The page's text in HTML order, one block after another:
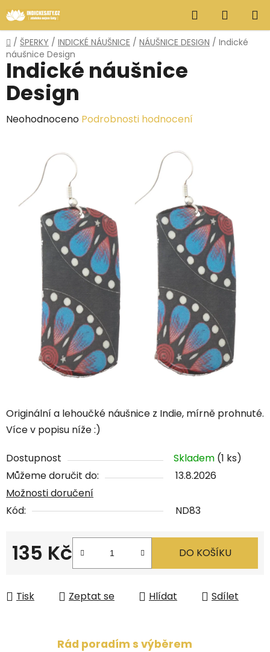
na
obsah
Hledat
KOŠÍK
Domů
/ ŠPERKY / INDICKÉ NÁUŠNICE / NÁUŠNICE DESIGN / Indické
náušnice Design
Originální a lehoučké náušnice z Indie, mírně prohnuté.
Více v popisu níže :)
Dostupnost Skladem (1 ks)
Můžeme doručit do:
13.8.2026
Možnosti doručení
Kód:
ND83
135 Kč DO KOŠÍKU
Tisk Zeptat se Hlídat Sdílet
Indické náušnice
Design
Průměrné
hvězdiček.
Neohodnoceno Podrobnosti hodnocení
Rád poradím s výběrem